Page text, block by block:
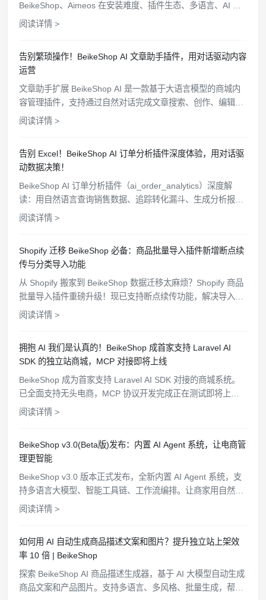
BeikeShop、Aimeos 在安装难度、插件生态、多语言、AI 功
能、站群管理等维度全面对比，帮你选出最适合的方案。
阅读详情 >
告别繁琐操作！BeikeShop AI 文章助手插件，用对话驱动内容
运营
文章助手扩展 BeikeShop AI 是一款基于大语言模型的商城内
容管理插件，支持通过自然对话完成文章搜索、创作、编辑和
删除等操作，配备沉浸式聊天窗口、细粒度权限控制和操作审
阅读详情 >
告别 Excel！BeikeShop AI 订单分析插件深度体验，用对话驱
动数据决策！
BeikeShop AI 订单分析插件（ai_order_analytics）深度解
读：用自然语言查询销售数据、追踪转化漏斗、生成分析报
告，让你的独立站运营告别手动统计时代。
阅读详情 >
Shopify 迁移 BeikeShop 必备：商品批量导入插件新增断点续
传与分类导入功能
从 Shopify 搬家到 BeikeShop 数据迁移太麻烦？Shopify 商品
批量导入插件重磅升级！现已支持断点续传功能，解决导入中
断难题；并新增分类一键导入，完美同步 Shopify 分类结构。
阅读详情 >
拥抱 AI 我们是认真的！BeikeShop 成首家支持 Laravel AI
SDK 的独立站商城，MCP 对接即将上线
BeikeShop 成为首家支持 Laravel AI SDK 对接的商城系统。
已全面支持无头电商，MCP 协议开发完成正在测试即将上
线，持续开放更多 API 接口，为卖家打造更智能的电商生态。
阅读详情 >
BeikeShop v3.0(Beta版)发布：内置 AI Agent 系统，让电商管
理更智能
BeikeShop v3.0 版本正式发布，全新内置 AI Agent 系统，支
持多语言大模型、智能工具链、工作流编排。让商家用自然语
言管理商品、查询订单、分析客户，电商管理从此更简单高
阅读详情 >
如何用 AI 自动生成商品描述文案和图片？提升独立站上架效
率 10 倍 | BeikeShop
探索 BeikeShop AI 商品描述生成器，基于 AI 大模型自动生成
商品文案和产品图片。支持多语言、多风格、批量生成，帮助